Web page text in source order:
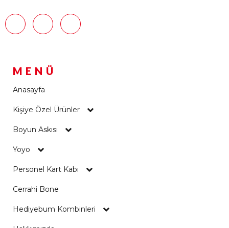
MENÜ
Anasayfa
Kişiye Özel Ürünler
Boyun Askısı
Yoyo
Personel Kart Kabı
Cerrahi Bone
Hediyebum Kombinleri